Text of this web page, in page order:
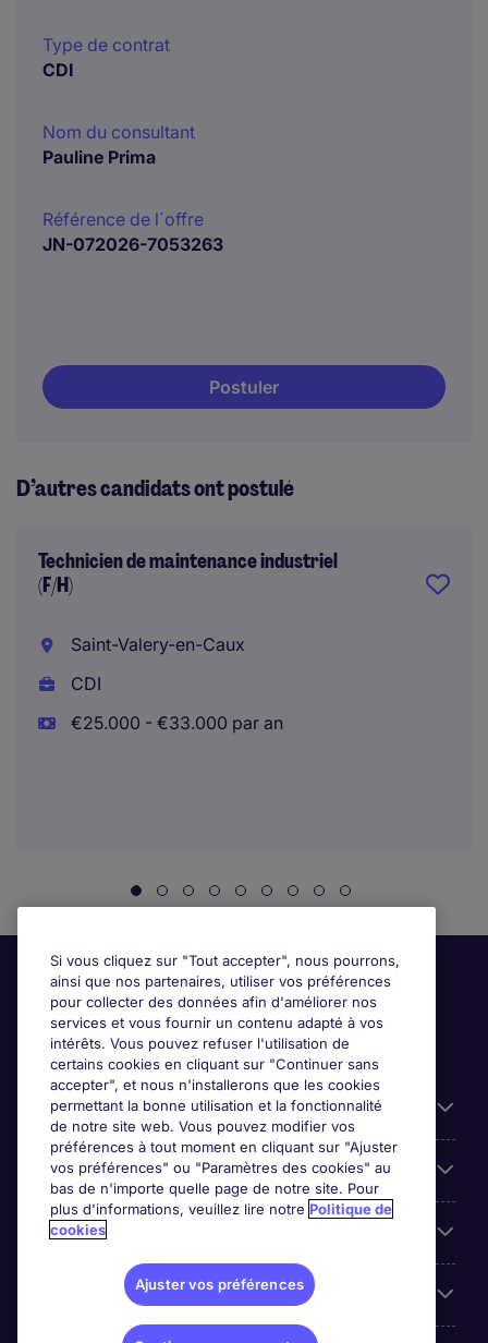
Type de contrat
CDI
Nom du consultant
Pauline Prima
Référence de l´offre
JN-072026-7053263
Postuler
D’autres candidats ont postulé
Technicien de maintenance industriel
(F/H)
Saint-Valery-en-Caux
CDI
€25.000 - €33.000 par an
Candidats
Entreprises
Contact
Les avis Google
Si vous cliquez sur "Tout accepter", nous pourrons,
ainsi que nos partenaires, utiliser vos préférences
pour collecter des données afin d'améliorer nos
services et vous fournir un contenu adapté à vos
intérêts. Vous pouvez refuser l'utilisation de
certains cookies en cliquant sur "Continuer sans
accepter", et nous n'installerons que les cookies
permettant la bonne utilisation et la fonctionnalité
de notre site web. Vous pouvez modifier vos
préférences à tout moment en cliquant sur "Ajuster
vos préférences" ou "Paramètres des cookies" au
bas de n'importe quelle page de notre site. Pour
plus d'informations, veuillez lire notre Politique de
cookies
Ajuster vos préférences